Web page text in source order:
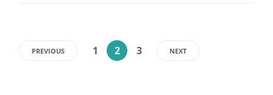
PREVIOUS 1 2 3 NEXT